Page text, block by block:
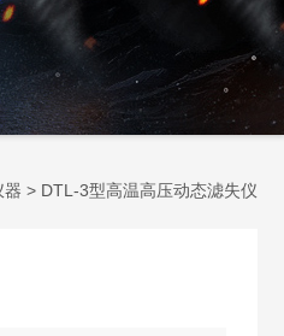
器 > DTL-3型高温高压动态滤失仪